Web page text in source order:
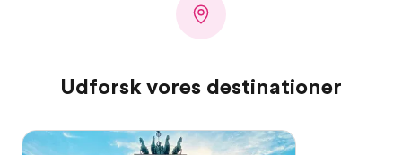
Udforsk vores destinationer